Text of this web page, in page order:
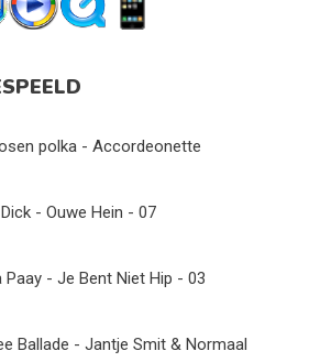
polka - Accordeonette
- Ouwe Hein - 07
Paay - Je Bent Niet Hip - 03
Ballade - Jantje Smit & Normaal